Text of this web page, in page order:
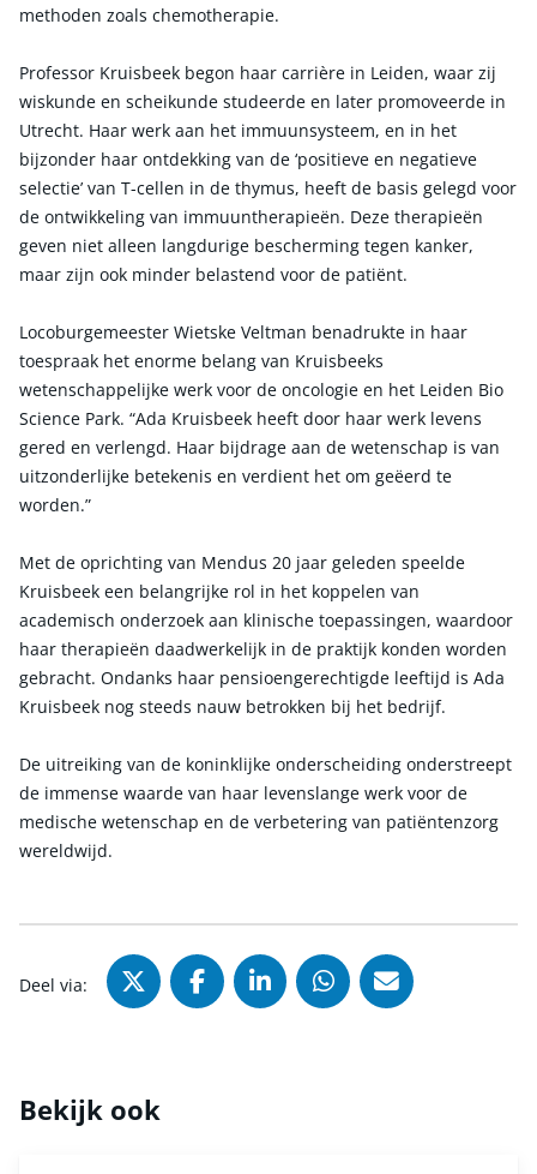
methoden zoals chemotherapie.
Professor Kruisbeek begon haar carrière in Leiden, waar zij
wiskunde en scheikunde studeerde en later promoveerde in
Utrecht. Haar werk aan het immuunsysteem, en in het
bijzonder haar ontdekking van de ‘positieve en negatieve
selectie’ van T-cellen in de thymus, heeft de basis gelegd voor
de ontwikkeling van immuuntherapieën. Deze therapieën
geven niet alleen langdurige bescherming tegen kanker,
maar zijn ook minder belastend voor de patiënt.
Locoburgemeester Wietske Veltman benadrukte in haar
toespraak het enorme belang van Kruisbeeks
wetenschappelijke werk voor de oncologie en het Leiden Bio
Science Park. “Ada Kruisbeek heeft door haar werk levens
gered en verlengd. Haar bijdrage aan de wetenschap is van
uitzonderlijke betekenis en verdient het om geëerd te
worden.”
Met de oprichting van Mendus 20 jaar geleden speelde
Kruisbeek een belangrijke rol in het koppelen van
academisch onderzoek aan klinische toepassingen, waardoor
haar therapieën daadwerkelijk in de praktijk konden worden
gebracht. Ondanks haar pensioengerechtigde leeftijd is Ada
Kruisbeek nog steeds nauw betrokken bij het bedrijf.
De uitreiking van de koninklijke onderscheiding onderstreept
de immense waarde van haar levenslange werk voor de
medische wetenschap en de verbetering van patiëntenzorg
wereldwijd.
Deel via: Deel via X (Twitter), opent in
Deel via Facebook, opent
Deel via LinkedIn,
Deel viaDeel via
Bekijk ook